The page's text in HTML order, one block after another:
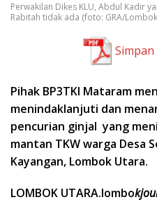
Perwakilan Dikes KLU, Abdul Kadir
Rabitah tidak ada (foto: GRA/
Simpan
Pihak BP3TKI Mataram
menindaklanjuti dan
pencurian ginjal yang
mantan TKW warga Desa
Kayangan, Lombok Utara.
LOMBOK UTARA.lombo